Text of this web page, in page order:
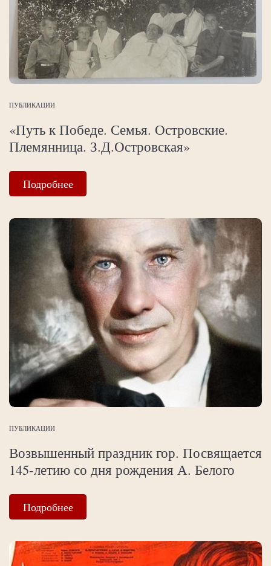
ПУБЛИКАЦИИ
«Путь к Победе. Семья. Островские.
Племянница. З.Д.Островская»
Подробнее
ПУБЛИКАЦИИ
Возвышенный праздник гор. Посвящается
145-летию со дня рождения А. Белого
Подробнее